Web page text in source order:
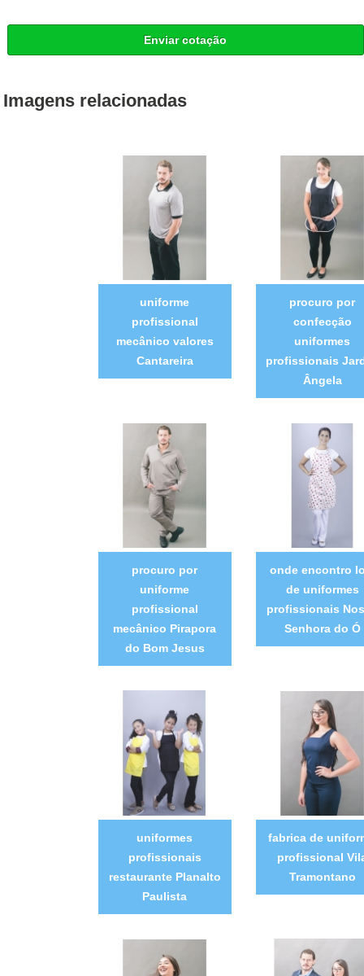
Enviar cotação
Imagens relacionadas
uniforme
profissional
mecânico valores
Cantareira
procuro por
confecção
uniformes
profissionais
Ângela
procuro por
uniforme
profissional
mecânico Pirapora
do Bom Jesus
onde encontro
de uniformes
profissionais
Senhora do Ó
uniformes
profissionais
restaurante Planalto
Paulista
fabrica de
profissional
Tramontano